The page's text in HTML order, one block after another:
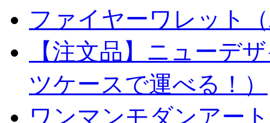
ファイヤーワレット
【注文品】ニューデ
ツケースで運べる！）
ワンマンモダンアート